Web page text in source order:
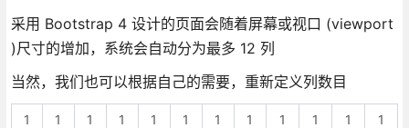
采用 Bootstrap 4 设计的页面会随着屏幕或视口 (viewport
)尺寸的增加，系统会自动分为最多 12 列
当然，我们也可以根据自己的需要，重新定义列数目
1 1 1 1 1 1 1 1 1 1 1
1